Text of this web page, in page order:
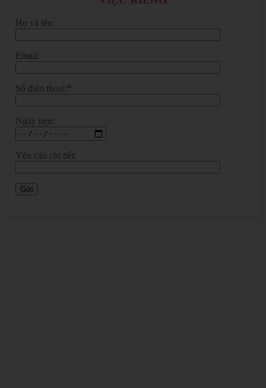
Họ và tên:
Email:
Số điện thoại:*
Ngày hẹn:
Yêu cầu chi tiết: